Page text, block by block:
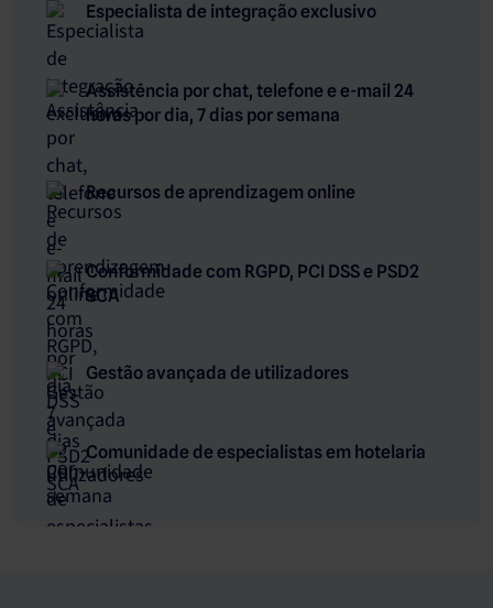
Especialista de integração exclusivo
Assistência por chat, telefone e e-mail 24
horas por dia, 7 dias por semana
Recursos de aprendizagem online
Conformidade com RGPD, PCI DSS e PSD2
SCA
Gestão avançada de utilizadores
Comunidade de especialistas em hotelaria